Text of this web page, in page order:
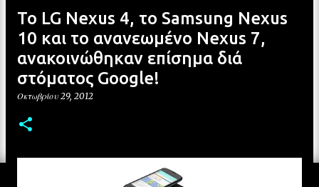
Το LG Nexus 4, το Samsung Nexus
10 και το ανανεωμένο Nexus 7,
ανακοινώθηκαν επίσημα διά
στόματος Google!
Οκτωβρίου 29, 2012